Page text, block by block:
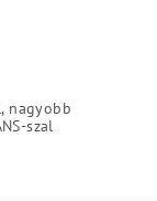
nagyobb
szal